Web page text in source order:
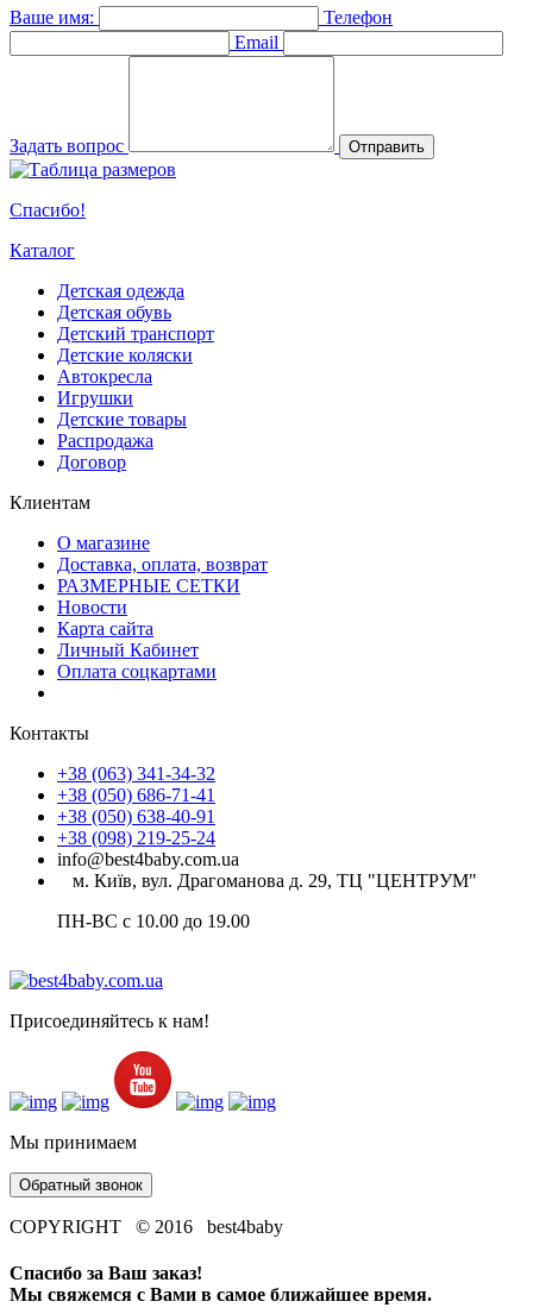
Ваше имя:
Телефон
Email
Задать вопрос Отправить
Спасибо!
Каталог
Детская одежда
Детская обувь
Детский транспорт
Детские коляски
Автокресла
Игрушки
Детские товары
Распродажа
Договор
Клиентам
О магазине
Доставка, оплата, возврат
РАЗМЕРНЫЕ СЕТКИ
Новости
Карта сайта
Личный Кабинет
Оплата соцкартами
Контакты
+38 (063) 341-34-32
+38 (050) 686-71-41
+38 (050) 638-40-91
+38 (098) 219-25-24
info@best4baby.com.ua
м. Київ, вул. Драгоманова д. 29, ТЦ "ЦЕНТРУМ"
ПН-ВС с 10.00 до 19.00
Присоединяйтесь к нам!
Мы принимаем
Обратный звонок
COPYRIGHT © 2016 best4baby
Спасибо за Ваш заказ!
Мы свяжемся с Вами в самое ближайшее время.